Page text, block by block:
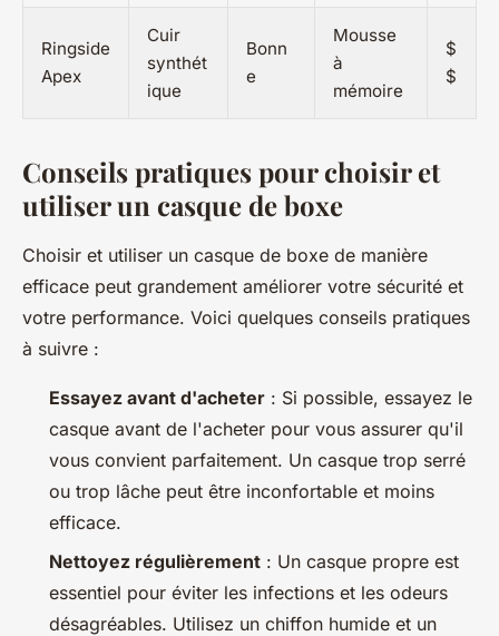
Ringside
Apex
Cuir
synthét
ique
Bonn
e
Mousse
à
mémoire
$
$
Conseils pratiques pour choisir et
utiliser un casque de boxe
Choisir et utiliser un casque de boxe de manière
efficace peut grandement améliorer votre sécurité et
votre performance. Voici quelques conseils pratiques
à suivre :
Essayez avant d'acheter : Si possible, essayez le
casque avant de l'acheter pour vous assurer qu'il
vous convient parfaitement. Un casque trop serré
ou trop lâche peut être inconfortable et moins
efficace.
Nettoyez régulièrement : Un casque propre est
essentiel pour éviter les infections et les odeurs
désagréables. Utilisez un chiffon humide et un